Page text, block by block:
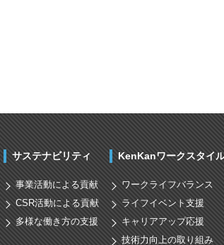
サステナビリティ
事業活動による貢献
CSR活動による貢献
多様な働き方の支援
KenKanワークスタイ
ワークライフバランス
ライフイベント支援
キャリアアップ応援
技術力向上の取り組み